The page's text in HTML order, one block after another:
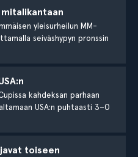
yleisurheilun MM-
seiväshypyn pronssin
kahdeksan parhaan
USA:n puhtaasti 3–0
toiseen